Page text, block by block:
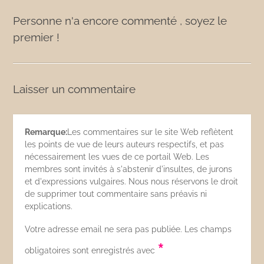
Personne n'a encore commenté , soyez le
premier !
Laisser un commentaire
Remarque: Les commentaires sur le site Web reflètent
les points de vue de leurs auteurs respectifs, et pas
nécessairement les vues de ce portail Web. Les
membres sont invités à s'abstenir d'insultes, de jurons
et d'expressions vulgaires. Nous nous réservons le droit
de supprimer tout commentaire sans préavis ni
explications.
Votre adresse email ne sera pas publiée. Les champs
obligatoires sont enregistrés avec *